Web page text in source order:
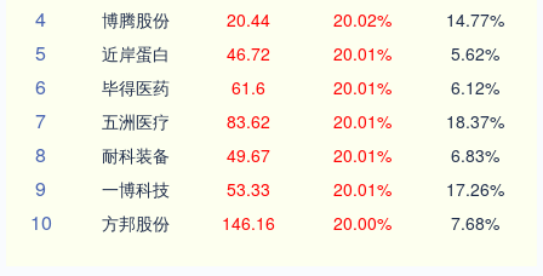
4 博腾股份 20.44 20.02% 14.77%
5 近岸蛋白 46.72 20.01% 5.62%
6 毕得医药 61.6 20.01% 6.12%
7 五洲医疗 83.62 20.01% 18.37%
8 耐科装备 49.67 20.01% 6.83%
9 一博科技 53.33 20.01% 17.26%
10 方邦股份 146.16 20.00% 7.68%